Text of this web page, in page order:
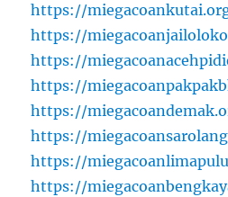
https://
https://
https://
https://
https://
https://
https://
https://